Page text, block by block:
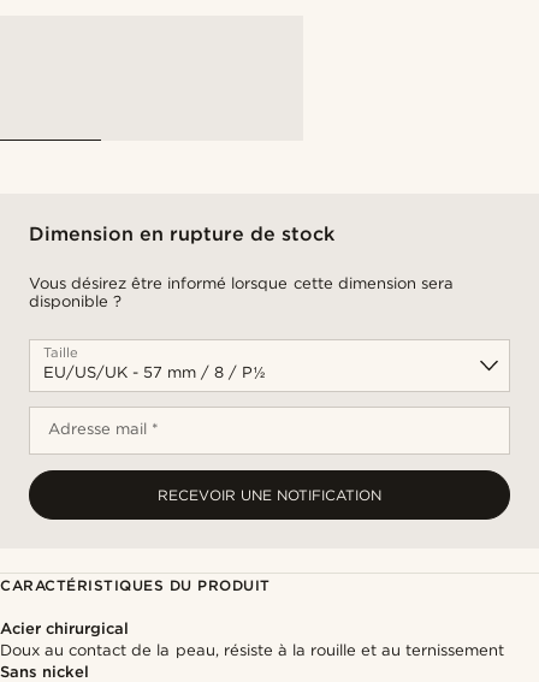
Dimension en rupture de stock
Vous désirez être informé lorsque cette dimension sera
disponible ?
Taille
Adresse mail *
RECEVOIR UNE NOTIFICATION
CARACTÉRISTIQUES DU PRODUIT
Acier chirurgical
Doux au contact de la peau, résiste à la rouille et au ternissement
Sans nickel